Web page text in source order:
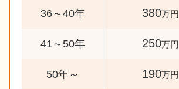
36～40年 380万円
41～50年 250万円
50年～ 190万円